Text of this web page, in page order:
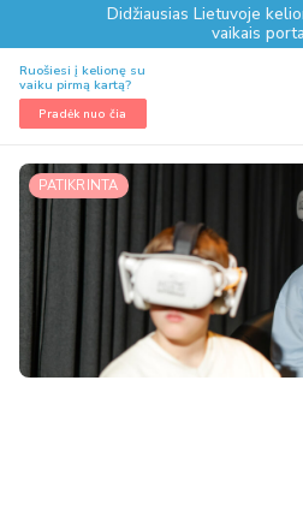
Didžiausias Lietuvoje
vaikais
Ruošiesi į kelionę su
vaiku pirmą kartą?
Pradėk nuo čia
PATIKRINTA